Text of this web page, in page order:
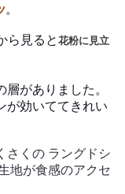
。
ら見ると 花粉に見立
がありました。
が効いててきれい
さくの ラングドシ
地が食感のアクセ